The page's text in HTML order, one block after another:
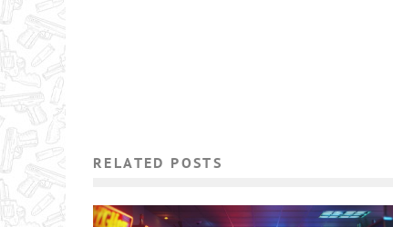
RELATED POSTS